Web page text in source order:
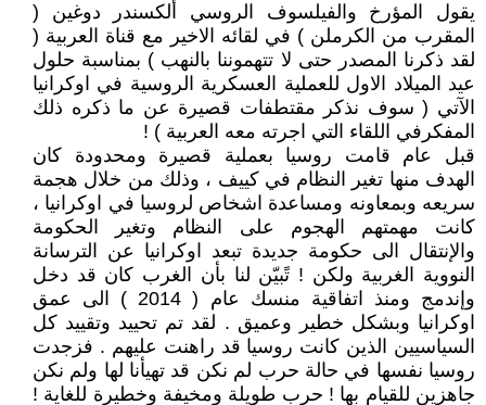
يقول المؤرخ والفيلسوف الروسي ألكسندر دوغين (
المقرب من الكرملن ) في لقائه الاخير مع قناة العربية (
لقد ذكرنا المصدر حتى لا تتهموننا بالنهب ) بمناسبة حلول
عيد الميلاد الاول للعملية العسكرية الروسية في اوكرانيا
الآتي ( سوف نذكر مقتطفات قصيرة عن ما ذكره ذلك
المفكرفي اللقاء التي اجرته معه العربية ) !
قبل عام قامت روسيا بعملية قصيرة ومحدودة كان
الهدف منها تغير النظام في كييف ، وذلك من خلال هجمة
سريعه وبمعاونه ومساعدة اشخاص لروسيا في اوكرانيا ،
كانت مهمتهم الهجوم على النظام وتغير الحكومة
والإنتقال الى حكومة جديدة تبعد اوكرانيا عن الترسانة
النووية الغربية ولكن ! تًبيّن لنا بأن الغرب كان قد دخل
وإندمج ومنذ اتفاقية منسك عام ( 2014 ) الى عمق
اوكرانيا وبشكل خطير وعميق . لقد تم تحييد وتقييد كل
السياسيين الذين كانت روسيا قد راهنت عليهم . فزجدت
روسيا نفسها في حالة حرب لم نكن قد تهيأنا لها ولم نكن
جاهزين للقيام بها ! حرب طويلة ومخيفة وخطيرة للغاية !